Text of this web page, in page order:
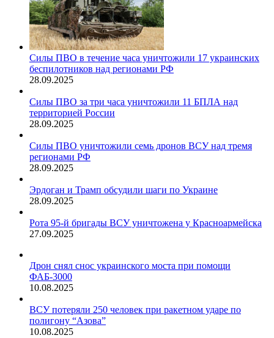
Силы ПВО в течение часа уничтожили 17 украинских
беспилотников над регионами РФ
28.09.2025
Силы ПВО за три часа уничтожили 11 БПЛА над
территорией России
28.09.2025
Силы ПВО уничтожили семь дронов ВСУ над тремя
регионами РФ
28.09.2025
Эрдоган и Трамп обсудили шаги по Украине
28.09.2025
Рота 95-й бригады ВСУ уничтожена у Красноармейска
27.09.2025
Дрон снял снос украинского моста при помощи
ФАБ-3000
10.08.2025
ВСУ потеряли 250 человек при ракетном ударе по
полигону “Азова”
10.08.2025